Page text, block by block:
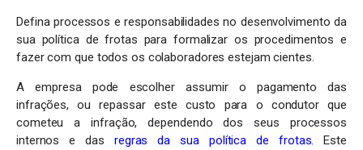
Defina processos e responsabilidades no desenvolvimento da
sua política de frotas para formalizar os procedimentos e
fazer com que todos os colaboradores estejam cientes.
A empresa pode escolher assumir o pagamento das
infrações, ou repassar este custo para o condutor que
cometeu a infração, dependendo dos seus processos
internos e das regras da sua política de frotas. Este